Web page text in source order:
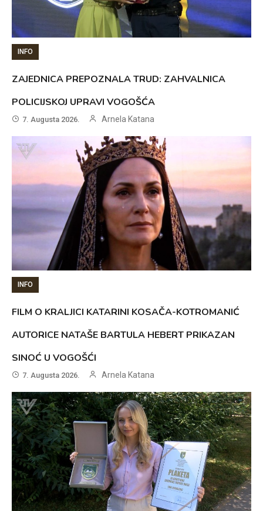
INFO
ZAJEDNICA PREPOZNALA TRUD: ZAHVALNICA
POLICIJSKOJ UPRAVI VOGOŠĆA
7. Augusta 2026. Arnela Katana
INFO
FILM O KRALJICI KATARINI KOSAČA-KOTROMANIĆ
AUTORICE NATAŠE BARTULA HEBERT PRIKAZAN
SINOĆ U VOGOŠĆI
7. Augusta 2026. Arnela Katana